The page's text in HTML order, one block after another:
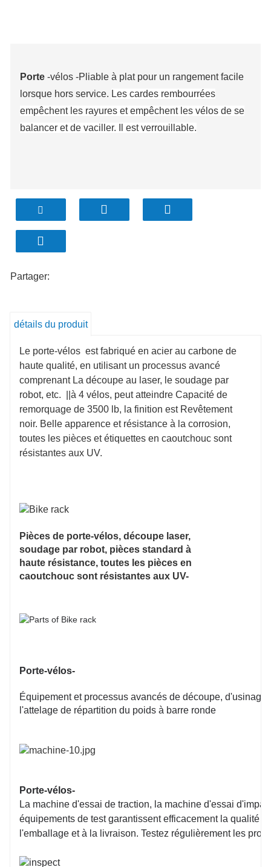
Porte -vélos -Pliable à plat pour un rangement facile
lorsque hors service. Les cardes rembourrées
empêchent les rayures et empêchent les vélos de se
balancer et de vaciller. Il est verrouillable.
Partager:
détails du produit
Le porte-vélos est fabriqué en acier au carbone de
haute qualité, en utilisant un processus avancé
comprenant La découpe au laser, le soudage par
robot, etc. ||à 4 vélos, peut atteindre Capacité de
remorquage de 3500 lb, la finition est Revêtement
noir. Belle apparence et résistance à la corrosion,
toutes les pièces et étiquettes en caoutchouc sont
résistantes aux UV.
Pièces de porte-vélos, découpe laser,
soudage par robot, pièces standard à
haute résistance, toutes les pièces en
caoutchouc sont résistantes aux UV-
Porte-vélos-
Équipement et processus avancés de découpe,
l'attelage de répartition du poids à barre ronde
Porte-vélos-
La machine d'essai de traction, la machine d'essai
équipements de test garantissent efficacement la qualité
l'emballage et à la livraison. Testez régulièrement les